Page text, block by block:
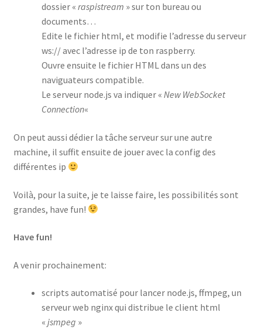
dossier « raspistream » sur ton bureau ou
documents…
Edite le fichier html, et modifie l’adresse du serveur
ws:// avec l’adresse ip de ton raspberry.
Ouvre ensuite le fichier HTML dans un des
naviguateurs compatible.
Le serveur node.js va indiquer « New WebSocket
Connection«
On peut aussi dédier la tâche serveur sur une autre
machine, il suffit ensuite de jouer avec la config des
différentes ip
Voilà, pour la suite, je te laisse faire, les possibilités sont
grandes, have fun!
Have fun!
A venir prochainement:
scripts automatisé pour lancer node.js, ffmpeg, un
serveur web nginx qui distribue le client html
« jsmpeg »